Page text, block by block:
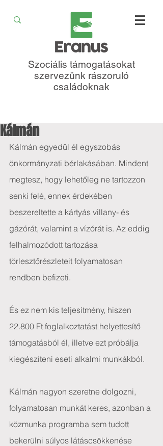
Szociális támogatásokat
szervezünk rászoruló
családoknak
Kálmán
Kálmán egyedül él egyszobás
önkormányzati bérlakásában. Mindent
megtesz, hogy lehetőleg ne tartozzon
senki felé, ennek érdekében
beszereltette a kártyás villany- és
gázórát, valamint a vízórát is. Az eddig
felhalmozódott tartozása
törlesztőrészleteit folyamatosan
rendben befizeti.
És ez nem kis teljesítmény, hiszen
22.800 Ft foglalkoztatást helyettesítő
támogatásból él, illetve ezt próbálja
kiegészíteni eseti alkalmi munkákból.
Kálmán nagyon szeretne dolgozni,
folyamatosan munkát keres, azonban a
közmunka programba sem tudott
bekerülni súlyos látáscsökkenése